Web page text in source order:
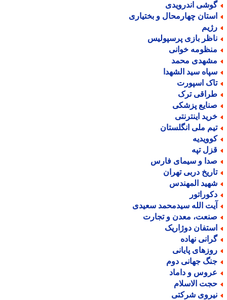
اندرویدی
چهارمحال و بختیاری
بازی پرسپولیس
خوانی
محمد
سید الشهدا
اسپورت
ترک
پزشکی
اینترنتی
ملی انگلستان
تپه
و سیمای فارس
دربی تهران
المهندس
الله سیدمحمد سعیدی
معدن و تجارت
دوژاریک
نهاده
پایانی
جهانی دوم
و داماد
الاسلام
شرکتی